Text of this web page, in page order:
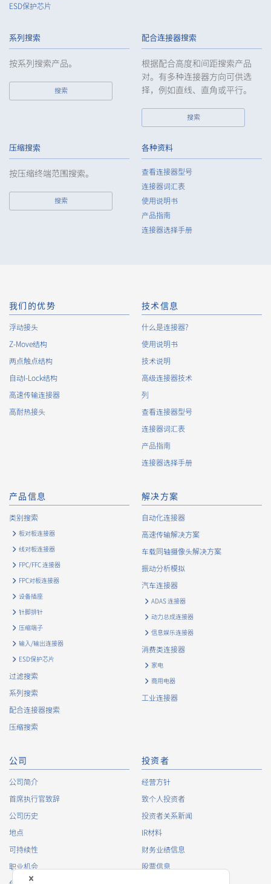
ESD保护芯片
系列搜索
按系列搜索产品。
搜索
配合连接器搜索
根据配合高度和间距搜索产品
对。有多种连接器方向可供选
择，例如直线、直角或平行。
搜索
压缩搜索
按压缩终端范围搜索。
搜索
各种资料
查看连接器型号
连接器词汇表
使用说明书
产品指南
连接器选择手册
我们的优势
浮动接头
Z-Move结构
两点触点结构
自动I-Lock结构
高速传输连接器
高耐热接头
技术信息
什么是连接器?
使用说明书
技术说明
高级连接器技术
列
查看连接器型号
连接器词汇表
产品指南
连接器选择手册
产品信息
类别搜索
板对板连接器
线对板连接器
FPC/FFC 连接器
FPC对板连接器
设备插座
针脚排针
压缩端子
输入/输出连接器
ESD保护芯片
过滤搜索
系列搜索
配合连接器搜索
压缩搜索
解决方案
自动化连接器
高速传输解决方案
车载同轴摄像头解决方案
振动分析模拟
汽车连接器
ADAS 连接器
动力总成连接器
信息娱乐连接器
消费类连接器
家电
商用电器
工业连接器
公司
公司简介
首席执行官致辞
公司历史
地点
可持续性
职业机会
投资者
经营方针
致个人投资者
投资者关系新闻
IR材料
财务业绩信息
股票信息